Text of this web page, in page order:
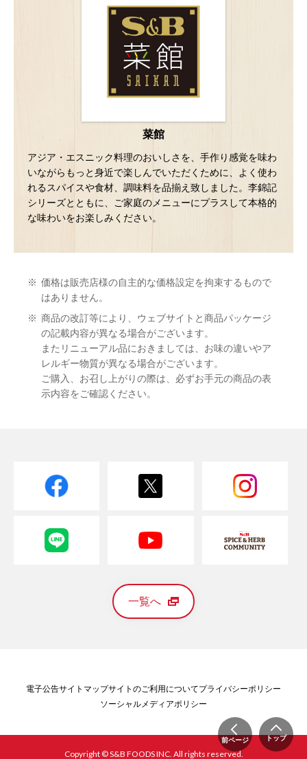
菜館
アジア・エスニック料理のおいしさを、手作り感覚を味わ
いながらもっと身近で楽しんでいただくために、よく使わ
れるスパイスや食材、調味料を品揃え致しました。李錦記
シリーズとともに、ご家庭のメニューにプラスして本格的
な味わいをお楽しみください。
※ 価格は販売店様の自主的な価格設定を拘束するもので
はありません。
※ 商品の改訂等により、ウェブサイトと商品パッケージ
の記載内容が異なる場合がございます。
またリニューアル品におきましては、お味の違いやア
レルギー物質が異なる場合がございます。
ご購入、お召し上がりの際は、必ずお手元の商品の表
示内容をご確認ください。
前ページ トップ
一覧へ
電子公告サイトマップサイトのご利用についてプライバシーポリシー
ソーシャルメディアポリシー
Copyright © S&B FOODS INC. All rights reserved.